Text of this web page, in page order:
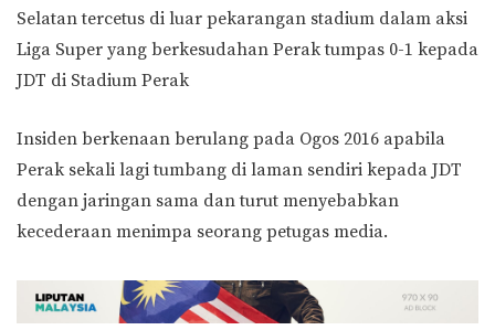
Selatan tercetus di luar pekarangan stadium dalam aksi
Liga Super yang berkesudahan Perak tumpas 0-1 kepada
JDT di Stadium Perak
Insiden berkenaan berulang pada Ogos 2016 apabila
Perak sekali lagi tumbang di laman sendiri kepada JDT
dengan jaringan sama dan turut menyebabkan
kecederaan menimpa seorang petugas media.